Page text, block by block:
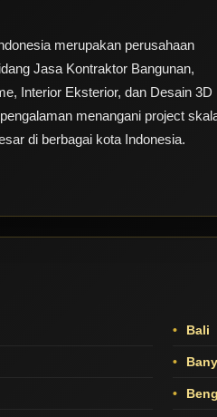
merupakan perusahaan
Jasa Kontraktor Bangunan,
Interior Eksterior, dan Desain 3D
menangani project
di berbagai kota Indonesia.
Bali